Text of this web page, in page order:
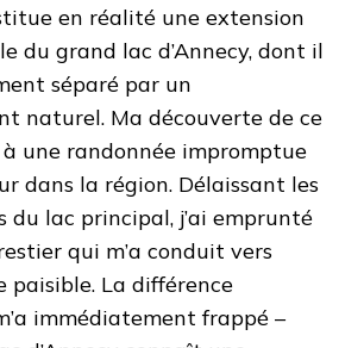
en réalité une extension
du grand lac d’Annecy, dont il
séparé par un
naturel. Ma découverte de ce
une randonnée impromptue
dans la région. Délaissant les
du lac principal, j’ai emprunté
qui m’a conduit vers
paisible. La différence
immédiatement frappé –